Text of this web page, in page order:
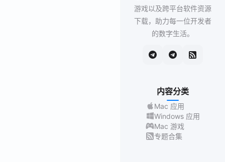
游戏以及跨平台软件资源
下载，助力每一位开发者
的数字生活。
内容分类
Mac 应用
Windows 应用
Mac 游戏
专题合集